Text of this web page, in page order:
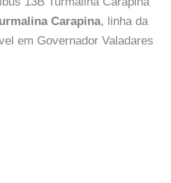
Carapina, linha da
em Governador Valadares